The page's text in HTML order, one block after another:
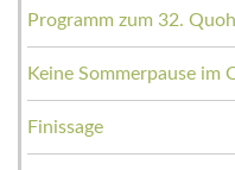
Programm zum 32.
Keine Sommerpause
Finissage